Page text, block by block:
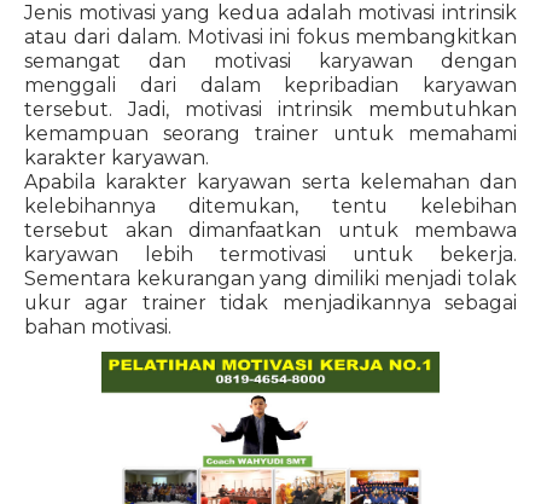
Jenis motivasi yang kedua adalah motivasi intrinsik
atau dari dalam. Motivasi ini fokus membangkitkan
semangat dan motivasi karyawan dengan
menggali dari dalam kepribadian karyawan
tersebut. Jadi, motivasi intrinsik membutuhkan
kemampuan seorang trainer untuk memahami
karakter karyawan.
Apabila karakter karyawan serta kelemahan dan
kelebihannya ditemukan, tentu kelebihan
tersebut akan dimanfaatkan untuk membawa
karyawan lebih termotivasi untuk bekerja.
Sementara kekurangan yang dimiliki menjadi tolak
ukur agar trainer tidak menjadikannya sebagai
bahan motivasi.